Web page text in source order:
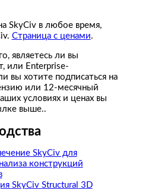
SkyCiv в любое время,
Страница с ценами.
являетесь ли вы
или Enterprise-
вы хотите подписаться на
или 12-месячный
условиях и ценах вы
выше..
SkyCiv для
конструкций
SkyCiv Structural 3D